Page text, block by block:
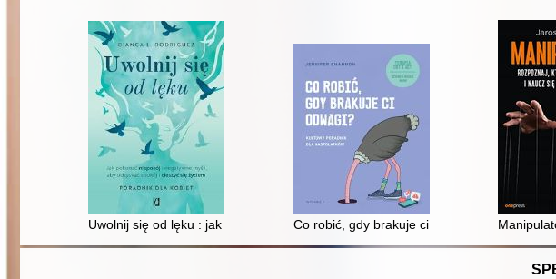
Uwolnij się od lęku : jak pokonać niepokój i negatywne myśli, aby odzyskać
Co robić, gdy brakuje ci odwagi? : kultowy